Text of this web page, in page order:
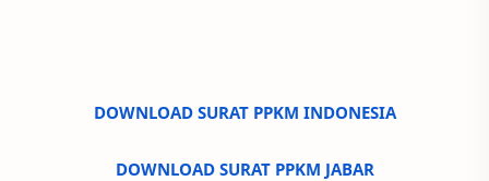
DOWNLOAD SURAT PPKM INDONESIA
DOWNLOAD SURAT PPKM JABAR